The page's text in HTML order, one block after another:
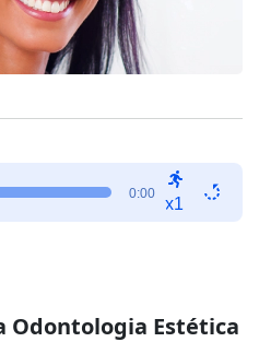
0:00
x1
Odontologia Estética